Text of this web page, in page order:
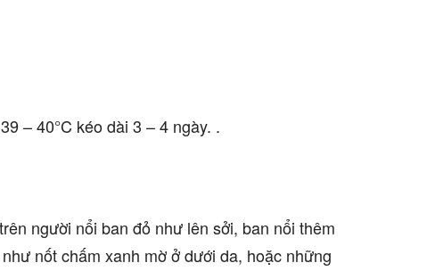
– 40°C kéo dài 3 – 4 ngày. .
người nổi ban đỏ như lên sởi, ban nổi thêm
nốt chấm xanh mờ ở dưới da, hoặc những